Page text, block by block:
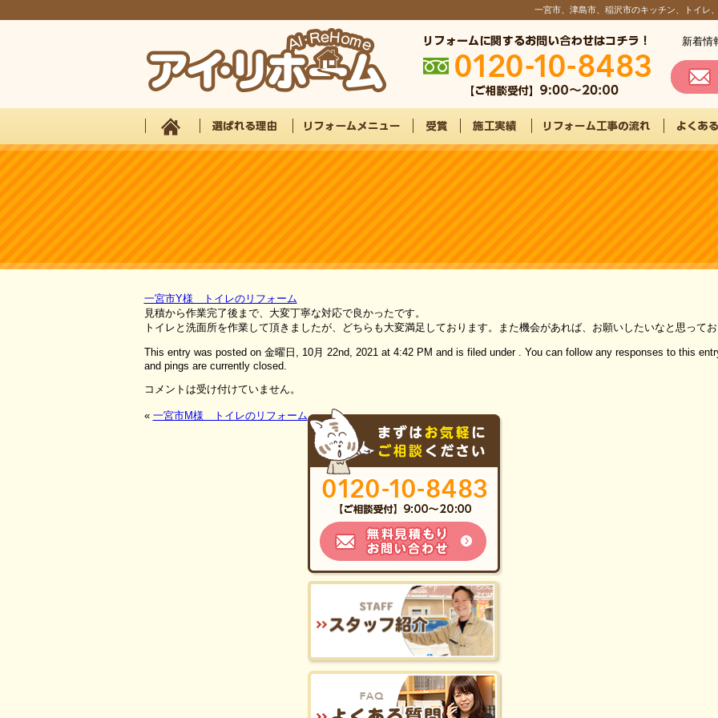
一宮市、津島市、稲沢市のキッチン、トイレ
新着情
一宮市Y様 トイレのリフォーム
見積から作業完了後まで、大変丁寧な対応で良かったです。
トイレと洗面所を作業して頂きましたが、どちらも大変満足しております。また機会があれば、お願いしたいなと思って
This entry was posted on 金曜日, 10月 22nd, 2021 at 4:42 PM and is filed under . You can follow any responses to this
and pings are currently closed.
コメントは受け付けていません。
« 一宮市M様 トイレのリフォーム